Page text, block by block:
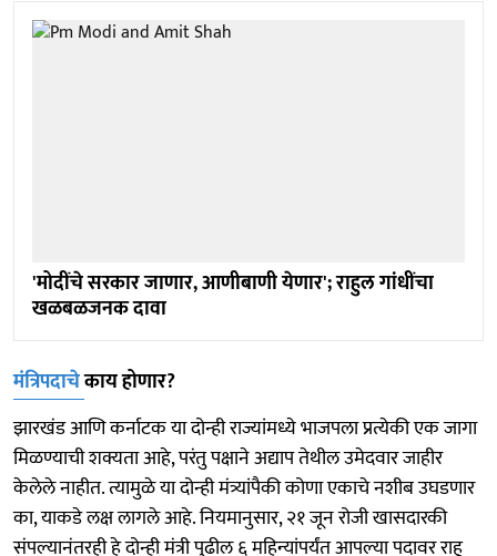
'मोदींचे सरकार जाणार, आणीबाणी येणार'; राहुल गांधींचा
खळबळजनक दावा
मंत्रिपदाचेकाय होणार?
झारखंड आणि कर्नाटक या दोन्ही राज्यांमध्ये भाजपला प्रत्येकी एक जागा
मिळण्याची शक्यता आहे, परंतु पक्षाने अद्याप तेथील उमेदवार जाहीर
केलेले नाहीत. त्यामुळे या दोन्ही मंत्र्यांपैकी कोणा एकाचे नशीब उघडणार
का, याकडे लक्ष लागले आहे. नियमानुसार, २१ जून रोजी खासदारकी
संपल्यानंतरही हे दोन्ही मंत्री पुढील ६ महिन्यांपर्यंत आपल्या पदावर राहू